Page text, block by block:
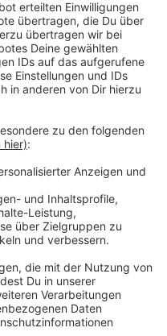
in der Altstadt
geworden, heißt es im
konsequent
Strafanzeigen
in Gewahrsam
Besucher dann nach
aus